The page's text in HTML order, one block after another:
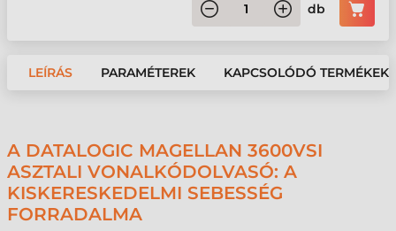
db
LEÍRÁS PARAMÉTEREK KAPCSOLÓDÓ TERMÉKEK
A DATALOGIC MAGELLAN 3600VSI
ASZTALI VONALKÓDOLVASÓ: A
KISKERESKEDELMI SEBESSÉG
FORRADALMA